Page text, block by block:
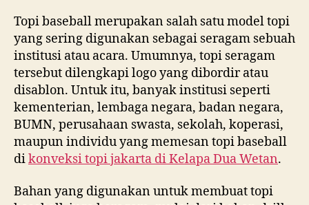
WA
0815
995
6854
Topi baseball merupakan salah satu model topi
yang sering digunakan sebagai seragam sebuah
institusi atau acara. Umumnya, topi seragam
tersebut dilengkapi logo yang dibordir atau
disablon. Untuk itu, banyak institusi seperti
kementerian, lembaga negara, badan negara,
BUMN, perusahaan swasta, sekolah, koperasi,
maupun individu yang memesan topi baseball
dikonveksi topi jakarta diKelapa Dua Wetan.
Bahan yang digunakan untuk membuat topi